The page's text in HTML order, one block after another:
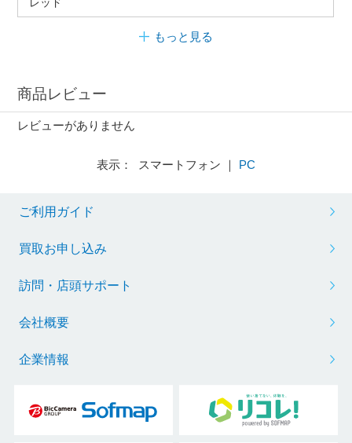
レッド
もっと見る
商品レビュー
レビューがありません
表示： スマートフォン ｜ PC
ご利用ガイド
買取お申し込み
訪問・店頭サポート
会社概要
企業情報